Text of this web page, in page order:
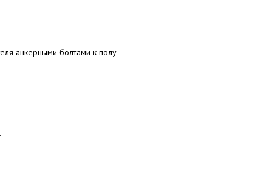
анкерными болтами к полу